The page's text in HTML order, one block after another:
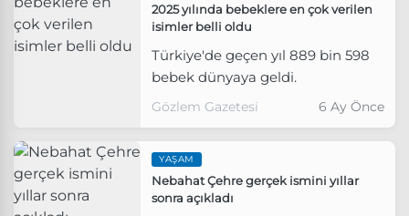
2025 yılında bebeklere en çok verilen
isimler belli oldu
Türkiye'de geçen yıl 889 bin 598
bebek dünyaya geldi.
Gözlem Gazetesi 6 Ay Önce
YAŞAM
Nebahat Çehre gerçek ismini yıllar
sonra açıkladı